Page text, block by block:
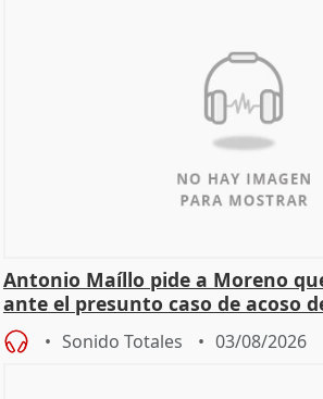
Antonio Maíllo pide a Moreno
ante el presunto caso de acoso
Sonido Totales 03/08/2026